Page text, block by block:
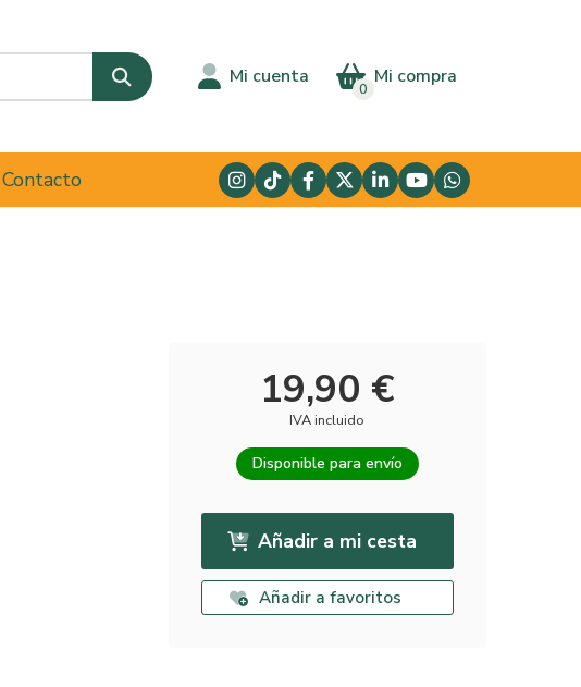
Mi cuenta Mi compra
0
Contacto
19,90 €
IVA incluido
Disponible para envío
Añadir a mi cesta
Añadir a favoritos